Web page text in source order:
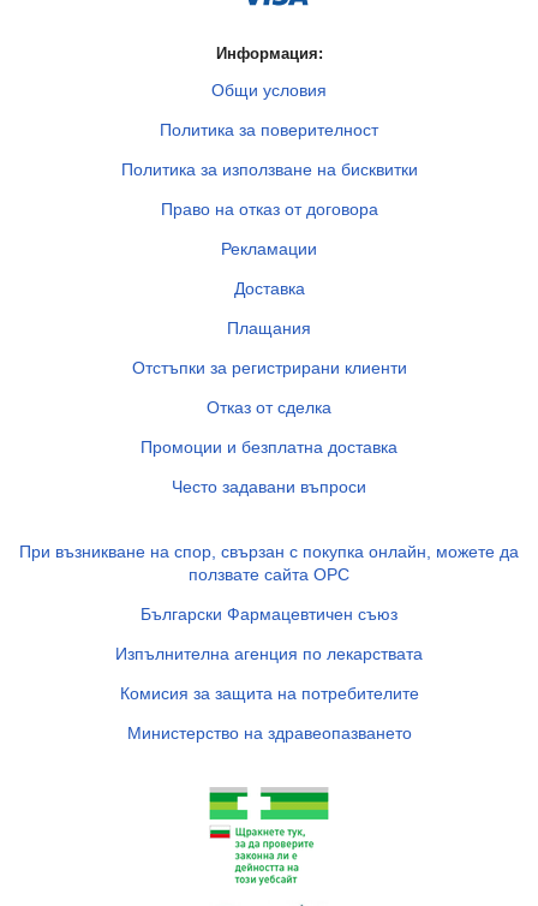
Информация:
Общи условия
Политика за поверителност
Политика за използване на бисквитки
Право на отказ от договора
Рекламации
Доставка
Плащания
Отстъпки за регистрирани клиенти
Отказ от сделка
Промоции и безплатна доставка
Често задавани въпроси
При възникване на спор, свързан с покупка онлайн, можете да
ползвате сайта ОРС
Български Фармацевтичен съюз
Изпълнителна агенция по лекарствата
Комисия за защита на потребителите
Министерство на здравеопазването